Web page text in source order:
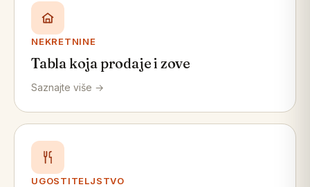
NEKRETNINE
Tabla koja prodaje i zove
Saznajte više →
UGOSTITELJSTVO